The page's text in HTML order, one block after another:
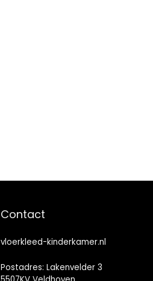
Contact
vloerkleed-kinderkamer.nl
Postadres: Lakenvelder 3